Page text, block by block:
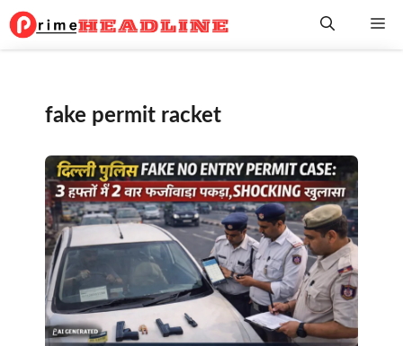
Skip
to
fake permit racket